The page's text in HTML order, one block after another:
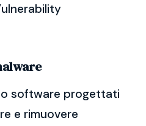
software progettati
e rimuovere